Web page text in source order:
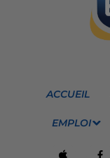
ACCUEIL
EMPLOI